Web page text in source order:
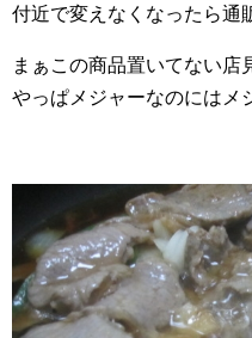
付近で変えなくなったら通
まぁこの商品置いてない店
やっぱメジャーなのにはメ